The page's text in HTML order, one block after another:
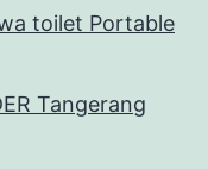
toilet Portable
Tangerang